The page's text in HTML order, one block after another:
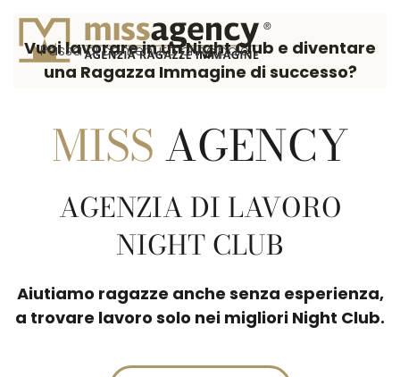
Passa al contenuto principale
Vuoi lavorare in un Night Club e diventare
una Ragazza Immagine di successo?
MISSAGENCY
AGENZIA DI LAVORO
NIGHT CLUB
Aiutiamo ragazze anche senza esperienza,
a trovare lavoro solo nei migliori Night Club.